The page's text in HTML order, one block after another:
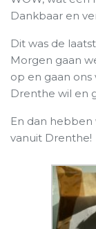
Dankbaar en
Dit was de
Morgen gaan
op en gaan
Drenthe wil en
En dan hebben
vanuit Drenthe!